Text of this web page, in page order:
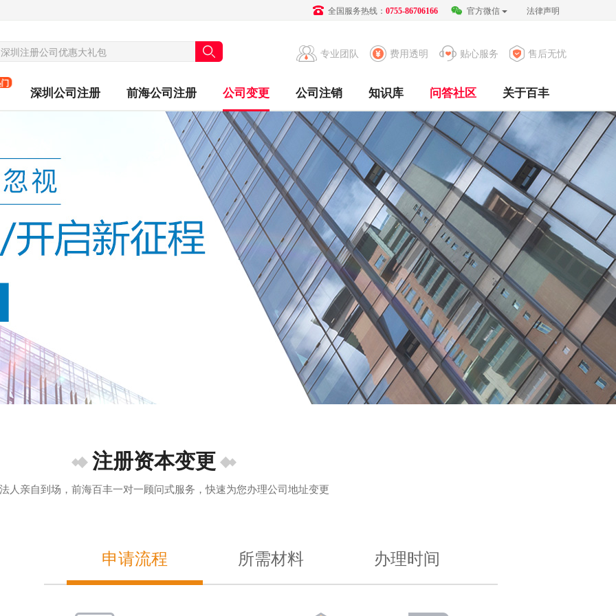
全国服务热线： 0755-86706166 官方微信 法律声明
售后无忧
贴心服务
费用透明
专业团队
门
深圳公司注册 前海公司注册 公司变更 公司注销 知识库 问答社区 关于百丰
注册资本变更
人亲自到场，前海百丰一对一顾问式服务，快速为您办理公司地址变更
申请流程 所需材料 办理时间